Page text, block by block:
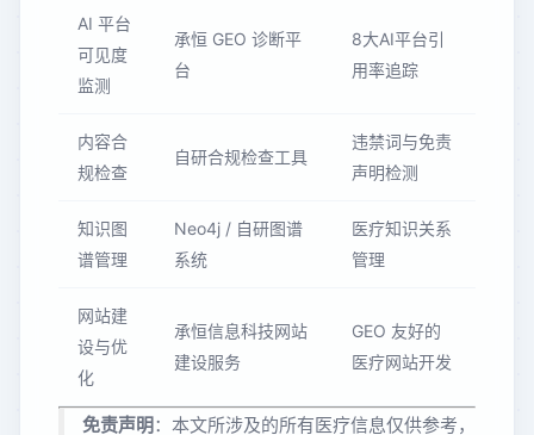
AI 平台
可见度
监测
承恒 GEO 诊断平
台
8大AI平台引
用率追踪
内容合
规检查
自研合规检查工具
违禁词与免责
声明检测
知识图
谱管理
Neo4j / 自研图谱
系统
医疗知识关系
管理
网站建
设与优
化
承恒信息科技网站
建设服务
GEO 友好的
医疗网站开发
免责声明：本文所涉及的所有医疗信息仅供参考，